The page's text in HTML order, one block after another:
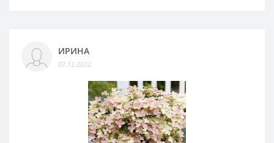
ИРИНА
07.12.2022